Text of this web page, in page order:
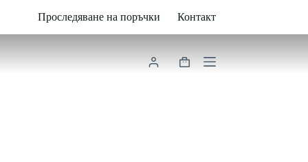
Проследяване на поръчки Контакт
Shopping